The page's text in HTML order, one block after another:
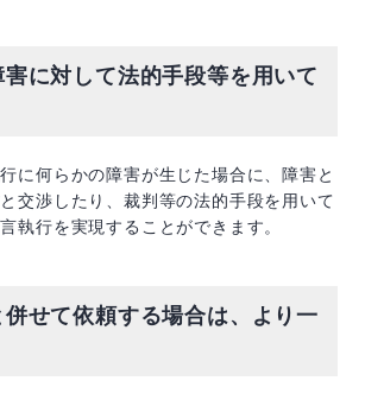
に対して法的手段等を用いて
に何らかの障害が生じた場合に、障害と
交渉したり、裁判等の法的手段を用いて
執行を実現することができます。
せて依頼する場合は、より一